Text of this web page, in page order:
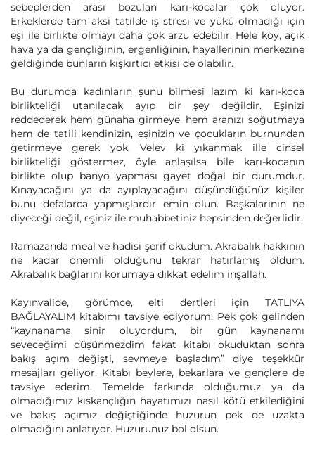
sebeplerden arası bozulan karı-kocalar çok oluyor.
Erkeklerde tam aksi tatilde iş stresi ve yükü olmadığı için
eşi ile birlikte olmayı daha çok arzu edebilir. Hele köy, açık
hava ya da gençliğinin, ergenliğinin, hayallerinin merkezine
geldiğinde bunların kışkırtıcı etkisi de olabilir.
Bu durumda kadınların şunu bilmesi lazım ki karı-koca
birlikteliği utanılacak ayıp bir şey değildir. Eşinizi
reddederek hem günaha girmeye, hem aranızı soğutmaya
hem de tatili kendinizin, eşinizin ve çocukların burnundan
getirmeye gerek yok. Velev ki yıkanmak ille cinsel
birlikteliği göstermez, öyle anlaşılsa bile karı-kocanın
birlikte olup banyo yapması gayet doğal bir durumdur.
Kınayacağını ya da ayıplayacağını düşündüğünüz kişiler
bunu defalarca yapmışlardır emin olun. Başkalarının ne
diyeceği değil, eşiniz ile muhabbetiniz hepsinden değerlidir.
Ramazanda meal ve hadisi şerif okudum. Akrabalık hakkının
ne kadar önemli olduğunu tekrar hatırlamış oldum.
Akrabalık bağlarını korumaya dikkat edelim inşallah.
Kayınvalide, görümce, elti dertleri için TATLIYA
BAĞLAYALIM kitabımı tavsiye ediyorum. Pek çok gelinden
“kaynanama sinir oluyordum, bir gün kaynanamı
seveceğimi düşünmezdim fakat kitabı okuduktan sonra
bakış açım değişti, sevmeye başladım” diye teşekkür
mesajları geliyor. Kitabı beylere, bekarlara ve gençlere de
tavsiye ederim. Temelde farkında olduğumuz ya da
olmadığımız kıskançlığın hayatımızı nasıl kötü etkilediğini
ve bakış açımız değiştiğinde huzurun pek de uzakta
olmadığını anlatıyor. Huzurunuz bol olsun.